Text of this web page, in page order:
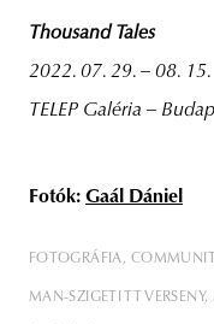
Thousand Tales
2022. 07. 29. – 08. 15.
TELEP Galéria –
Fotók: Gaál Dániel
FOTOGRÁFIA
MAN-SZIGETI TT VERSENY